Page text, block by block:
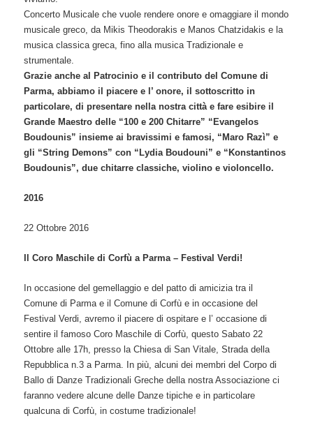
Concerto Musicale che vuole rendere onore e omaggiare il mondo
musicale greco, da Mikis Theodorakis e Manos Chatzidakis e la
musica classica greca, fino alla musica Tradizionale e
strumentale.
Grazie anche al Patrocinio e il contributo del Comune di
Parma, abbiamo il piacere e l’ onore, il sottoscritto in
particolare, di presentare nella nostra città e fare esibire il
Grande Maestro delle “100 e 200 Chitarre” “Evangelos
Boudounis” insieme ai bravissimi e famosi, “Maro Razì” e
gli “String Demons” con “Lydia Boudouni” e “Konstantinos
Boudounis”, due chitarre classiche, violino e violoncello.
2016
22 Ottobre 2016
Il Coro Maschile di Corfù a Parma – Festival Verdi!
In occasione del gemellaggio e del patto di amicizia tra il
Comune di Parma e il Comune di Corfù e in occasione del
Festival Verdi, avremo il piacere di ospitare e l’ occasione di
sentire il famoso Coro Maschile di Corfù, questo Sabato 22
Ottobre alle 17h, presso la Chiesa di San Vitale, Strada della
Repubblica n.3 a Parma. In più, alcuni dei membri del Corpo di
Ballo di Danze Tradizionali Greche della nostra Associazione ci
faranno vedere alcune delle Danze tipiche e in particolare
qualcuna di Corfù, in costume tradizionale!